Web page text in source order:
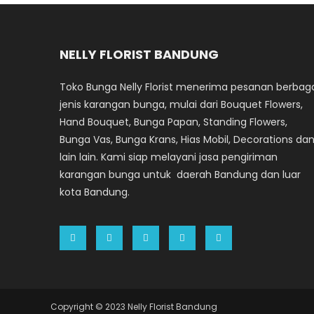
NELLY FLORIST BANDUNG
Toko Bunga Nelly Florist menerima pesanan
jenis karangan bunga, mulai dari Bouquet Flowers,
Hand Bouquet, Bunga Papan, Standing Flowers,
Bunga Vas, Bunga Krans, Hias Mobil, Decorations dan
lain lain. Kami siap melayani jasa pengiriman
karangan bunga untuk daerah Bandung dan luar
kota Bandung.
Copyright © 2023 Nelly Florist Bandung